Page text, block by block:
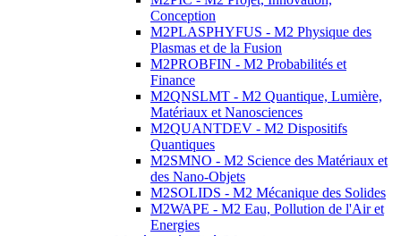
Conception
M2PLASPHYFUS - M2 Physique des
Plasmas et de la Fusion
M2PROBFIN - M2 Probabilités et
Finance
M2QNSLMT - M2 Quantique, Lumière,
Matériaux et Nanosciences
M2QUANTDEV - M2 Dispositifs
Quantiques
M2SMNO - M2 Science des Matériaux et
des Nano-Objets
M2SOLIDS - M2 Mécanique des Solides
M2WAPE - M2 Eau, Pollution de l'Air et
Energies